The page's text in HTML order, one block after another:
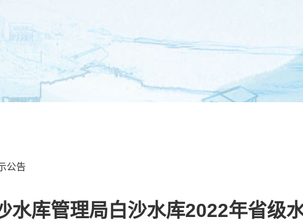
公告
水库管理局白沙水库2022年省级